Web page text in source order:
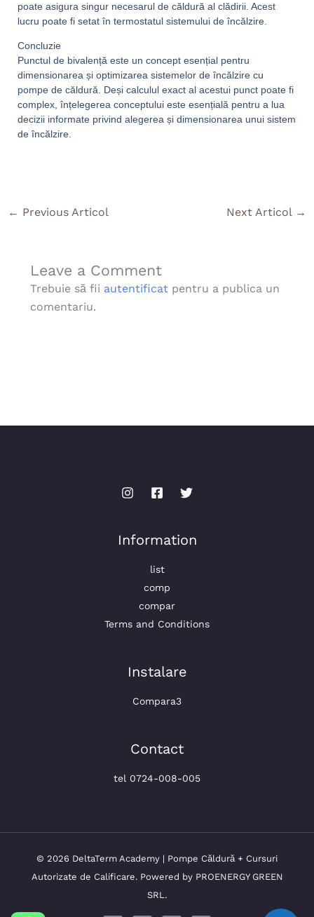
poate asigura singur necesarul de căldură al clădirii. Acest
lucru poate fi setat în termostatul sistemului de încălzire.
Concluzie
Punctul de bivalență este un concept esențial pentru
dimensionarea și optimizarea sistemelor de încălzire cu
pompe de căldură. Deși calculul exact al acestui punct poate fi
complex, înțelegerea conceptului este esențială pentru a lua
decizii informate privind alegerea și dimensionarea unui sistem
de încălzire.
← Previous Articol Next Articol →
Leave a Comment
Trebuie să fii autentificatpentru a publica un
comentariu.
Information
list
comp
compar
Terms and Conditions
Instalare
Compara3
Contact
tel 0724-008-005
© 2026 DeltaTerm Academy | Pompe Căldură + Cursuri
Autorizate de Calificare. Powered by PROENERGY GREEN
SRL.